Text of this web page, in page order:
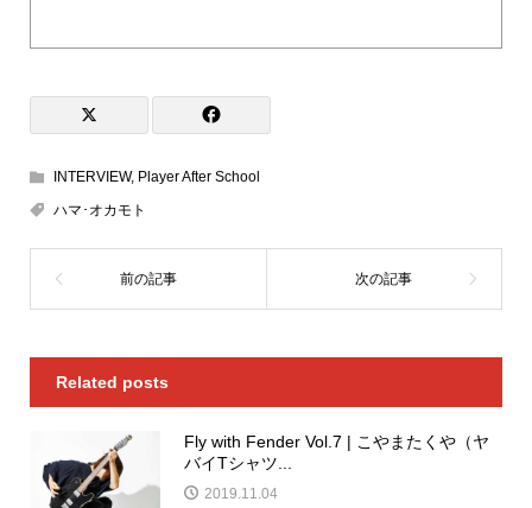
INTERVIEW, Player After School
ハマ･オカモト
Related posts
Fly with Fender Vol.7 | こやまたくや（ヤ
バイTシャツ...
2019.11.04